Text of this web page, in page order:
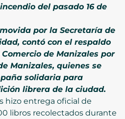
del pasado 16 de
por la Secretaría de
contó con el respaldo
de Manizales por
Manizales, quienes se
solidaria para
librera de la ciudad.
hizo entrega oficial de
libros recolectados durante